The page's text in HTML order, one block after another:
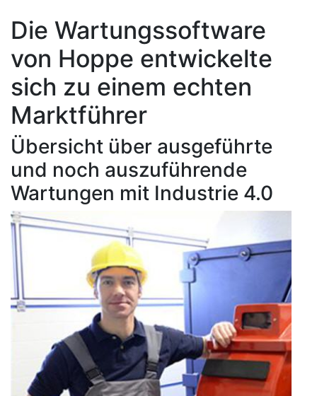
Die Wartungssoftware
von Hoppe entwickelte
sich zu einem echten
Marktführer
Übersicht über ausgeführte
und noch auszuführende
Wartungen mit Industrie 4.0